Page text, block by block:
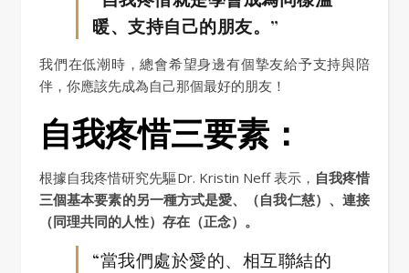
暖、支持自己的朋友。”
我們在低潮時，總會希望身邊有個摯友給予支持與陪
伴，你應該先成為自己那個最好的朋友！
自我疼惜三要素：
根據自我疼惜研究先驅Dr. Kristin Neff 表示， 自我疼惜
三個基本要素的另一種方式是愛、（自我仁慈）、連接
（同理共同的人性）存在（正念）。
“當我們處於愛的、相互聯結的